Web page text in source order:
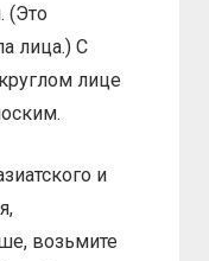
(Это
лица.) С
лице
и
возьмите